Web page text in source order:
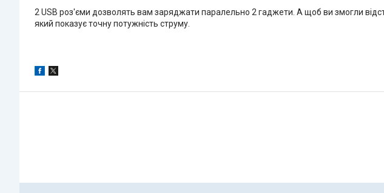
2 USB роз'єми дозволять вам заряджати паралельно 2 гаджети. А щоб ви змогли
який показує точну потужність струму.